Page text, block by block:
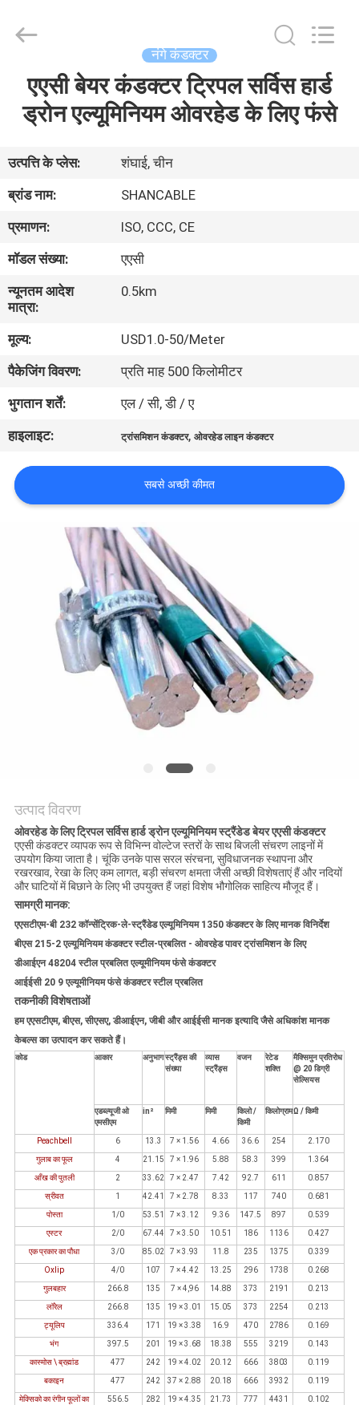
होम
वीडियो
वीआर
दिखाएँ
हमारे
बारे
में
फैक्टरी
गुणवत्ता
नियंत्रण
एक
बोली
का
अनुरोध
NEWS
साइटमैप
गोपनीयता
नीति
Cable
(Group)
Reserved.
नंगे कंडक्टर
एएसी बेयर कंडक्टर ट्रिपल सर्विस हार्ड
ड्रोन एल्यूमिनियम ओवरहेड के लिए फंसे
उत्पत्ति के प्लेस:
शंघाई, चीन
ब्रांड नाम:
SHANCABLE
प्रमाणन:
ISO, CCC, CE
मॉडल संख्या:
एएसी
न्यूनतम आदेश
मात्रा:
0.5km
मूल्य:
USD1.0-50/Meter
पैकेजिंग विवरण:
प्रति माह 500 किलोमीटर
भुगतान शर्तें:
एल / सी, डी / ए
हाइलाइट:
ट्रांसमिशन कंडक्टर,ओवरहेड लाइन कंडक्टर
सबसे अच्छी कीमत
उत्पाद विवरण
ओवरहेड के लिए ट्रिपल सर्विस हार्ड ड्रोन एल्यूमिनियम स्ट्रैंडेड बेयर एएसी कंडक्टर
एएसी कंडक्टर व्यापक रूप से विभिन्न वोल्टेज स्तरों के साथ बिजली संचरण लाइनों में
उपयोग किया जाता है। चूंकि उनके पास सरल संरचना, सुविधाजनक स्थापना और
रखरखाव, रेखा के लिए कम लागत, बड़ी संचरण क्षमता जैसी अच्छी विशेषताएं हैं और नदियों
और घाटियों में बिछाने के लिए भी उपयुक्त हैं जहां विशेष भौगोलिक साहित्य मौजूद हैं।
सामग्री मानक:
एएसटीएम-बी 232 कॉन्सेंट्रिक-ले-स्ट्रैंडेड एल्यूमिनियम 1350 कंडक्टर के लिए मानक विनिर्देश
बीएस 215-2 एल्यूमिनियम कंडक्टर स्टील-प्रबलित - ओवरहेड पावर ट्रांसमिशन के लिए
डीआईएन 48204 स्टील प्रबलित एल्यूमीनियम फंसे कंडक्टर
आईईसी 20 9 एल्यूमीनियम फंसे कंडक्टर स्टील प्रबलित
तकनीकी विशेषताओं
हम एएसटीएम, बीएस, सीएसए, डीआईएन, जीबी और आईईसी मानक इत्यादि जैसे अधिकांश मानक
केबल्स का उत्पादन कर सकते हैं।
कोड आकार अनुभागस्ट्रैंड्स की
संख्या
व्यास
स्ट्रैंड्स
वजन
रेटेड
शक्ति
मैक्सिमुन प्रतिरोध
@ 20 डिग्री
सेल्सियस
एडब्ल्यूजी ओ
एमसीएम
in² मिमी मिमी
किलो /
किमी
किलोग्रामΩ / किमी
Peachbell 6 13.3 7 × 1.56 4.66 36.6 254 2.170
गुलाब का फूल 4 21.15 7 × 1.96 5.88 58.3 399 1.364
आँख की पुतली 2 33.62 7 × 2.47 7.42 92.7 611 0.857
स्रीवत 1 42.41 7 × 2.78 8.33 117 740 0.681
पोस्ता 1/0 53.51 7 × 3.12 9.36 147.5 897 0.539
एस्टर 2/0 67.44 7 × 3.50 10.51 186 1136 0.427
एक प्रकार का पौधा 3/0 85.02 7 × 3.93 11.8 235 1375 0.339
Oxlip 4/0 107 7 × 4.42 13.25 296 1738 0.268
गुलबहार 266.8 135 7 × 4,96 14.88 373 2191 0.213
लॉरेल 266.8 135 19 × 3.01 15.05 373 2254 0.213
ट्यूलिप 336.4 171 19 × 3.38 16.9 470 2786 0.169
भंग 397.5 201 19 × 3.68 18.38 555 3219 0.143
कास्मोस \ ब्रह्मांड 477 242 19 × 4.02 20.12 666 3803 0.119
बकाइन 477 242 37 × 2.88 20.18 666 3932 0.119
मेक्सिको का रंगीन फूलों का
556.5 282 19 × 4.35 21.73 777 4431 0.102